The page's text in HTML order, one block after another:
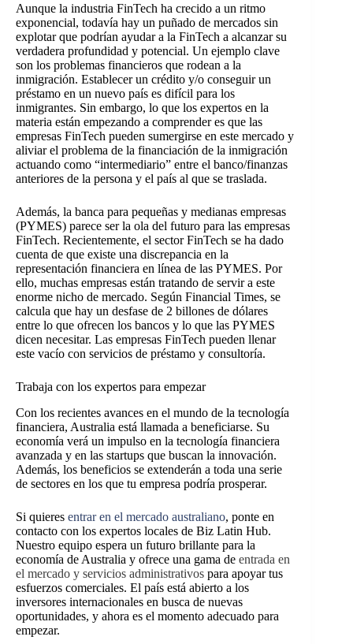
Aunque la industria FinTech ha crecido a un ritmo
exponencial, todavía hay un puñado de mercados sin
explotar que podrían ayudar a la FinTech a alcanzar su
verdadera profundidad y potencial. Un ejemplo clave
son los problemas financieros que rodean a la
inmigración. Establecer un crédito y/o conseguir un
préstamo en un nuevo país es difícil para los
inmigrantes. Sin embargo, lo que los expertos en la
materia están empezando a comprender es que las
empresas FinTech pueden sumergirse en este mercado y
aliviar el problema de la financiación de la inmigración
actuando como “intermediario” entre el banco/finanzas
anteriores de la persona y el país al que se traslada.
Además, la banca para pequeñas y medianas empresas
(PYMES) parece ser la ola del futuro para las empresas
FinTech. Recientemente, el sector FinTech se ha dado
cuenta de que existe una discrepancia en la
representación financiera en línea de las PYMES. Por
ello, muchas empresas están tratando de servir a este
enorme nicho de mercado. Según Financial Times, se
calcula que hay un desfase de 2 billones de dólares
entre lo que ofrecen los bancos y lo que las PYMES
dicen necesitar. Las empresas FinTech pueden llenar
este vacío con servicios de préstamo y consultoría.
Trabaja con los expertos para empezar
Con los recientes avances en el mundo de la tecnología
financiera, Australia está llamada a beneficiarse. Su
economía verá un impulso en la tecnología financiera
avanzada y en las startups que buscan la innovación.
Además, los beneficios se extenderán a toda una serie
de sectores en los que tu empresa podría prosperar.
Si quieres entrar en el mercado australiano, ponte en
contacto con los expertos locales de Biz Latin Hub.
Nuestro equipo espera un futuro brillante para la
economía de Australia y ofrece una gama de entrada en
el mercado y servicios administrativos para apoyar tus
esfuerzos comerciales. El país está abierto a los
inversores internacionales en busca de nuevas
oportunidades, y ahora es el momento adecuado para
empezar.